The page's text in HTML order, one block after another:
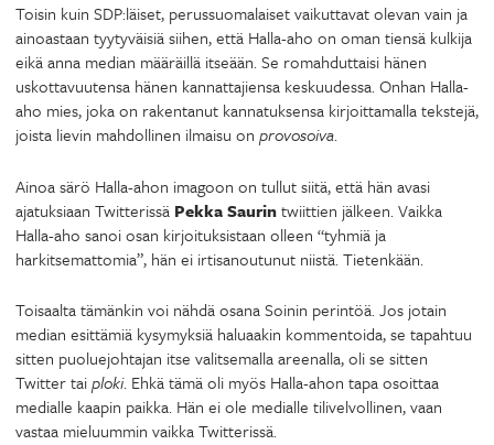
Toisin kuin SDP:läiset, perussuomalaiset vaikuttavat olevan vain ja
ainoastaan tyytyväisiä siihen, että Halla-aho on oman tiensä kulkija
eikä anna median määräillä itseään. Se romahduttaisi hänen
uskottavuutensa hänen kannattajiensa keskuudessa. Onhan Halla-
aho mies, joka on rakentanut kannatuksensa kirjoittamalla tekstejä,
joista lievin mahdollinen ilmaisu on provosoiva.
Ainoa särö Halla-ahon imagoon on tullut siitä, että hän avasi
ajatuksiaan Twitterissä Pekka Saurintwiittien jälkeen. Vaikka
Halla-aho sanoi osan kirjoituksistaan olleen “tyhmiä ja
harkitsemattomia”, hän ei irtisanoutunut niistä. Tietenkään.
Toisaalta tämänkin voi nähdä osana Soinin perintöä. Jos jotain
median esittämiä kysymyksiä haluaakin kommentoida, se tapahtuu
sitten puoluejohtajan itse valitsemalla areenalla, oli se sitten
Twitter taiploki. Ehkä tämä oli myös Halla-ahon tapa osoittaa
medialle kaapin paikka. Hän ei ole medialle tilivelvollinen, vaan
vastaa mieluummin vaikka Twitterissä.